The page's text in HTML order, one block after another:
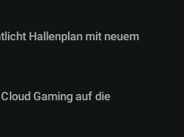
Hallenplan mit neuem
Gaming auf die